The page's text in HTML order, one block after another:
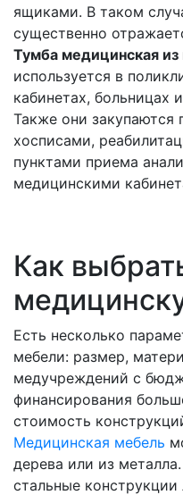
ящиками. В таком
существенно
Тумба медицинская
используется в
кабинетах, больницах
Также они закупаются
хосписами,
пунктами приема
медицинскими
Как
Есть несколько
мебели: размер,
медучреждений с
финансирования
стоимость
Медицинская мебель
дерева или из
стальные